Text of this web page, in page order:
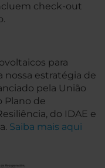
check-out
para
estratégia de
pela União
Plano de
do IDAE e
Saiba mais aqui